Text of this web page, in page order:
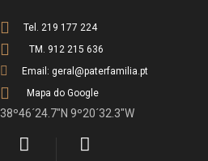
Tel. 219 177 224
TM. 912 215 636
Email: geral@paterfamilia.pt
Mapa do Google
38º46´24.7"N 9º20´32.3"W